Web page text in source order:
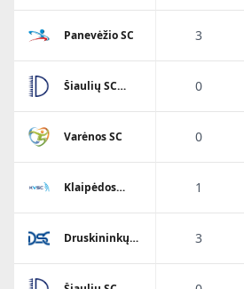
Panevėžio SC 3
Šiaulių SC
0
Varėnos SC 0
Klaipėdos
1
Druskininkų
3